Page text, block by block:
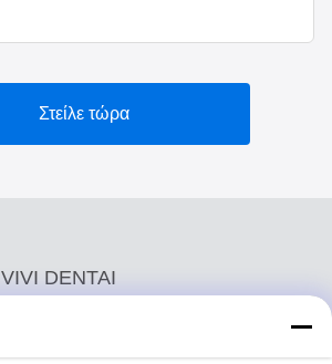
Στείλε τώρα
VIVI DENTAI